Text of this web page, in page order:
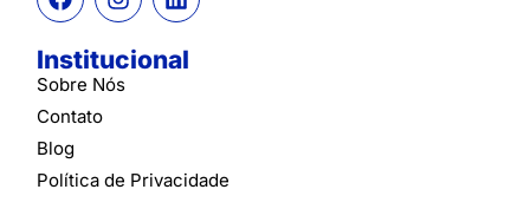
Institucional
Sobre Nós
Contato
Blog
Política de Privacidade